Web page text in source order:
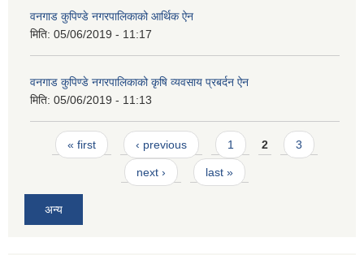
वनगाड कुपिण्डे नगरपालिकाको आर्थिक ऐन
मिति: 05/06/2019 - 11:17
वनगाड कुपिण्डे नगरपालिकाको कृषि व्यवसाय प्रबर्दन ऐन
मिति: 05/06/2019 - 11:13
Pages
« first ‹ previous 1 2 3
next › last »
अन्य